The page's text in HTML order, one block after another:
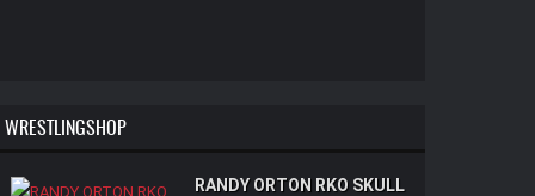
WRESTLINGSHOP
RANDY ORTON RKO SKULL